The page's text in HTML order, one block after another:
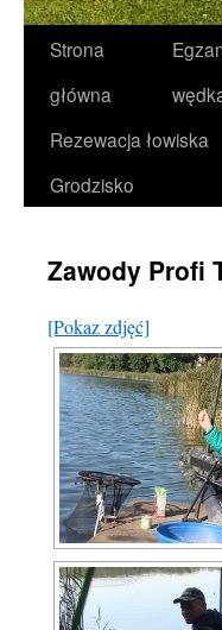
Przeskocz
do
treści
Strona
główna
Rezewacja łowiska
Grodzisko
Zawody Profi
[Pokaz zdjęć]